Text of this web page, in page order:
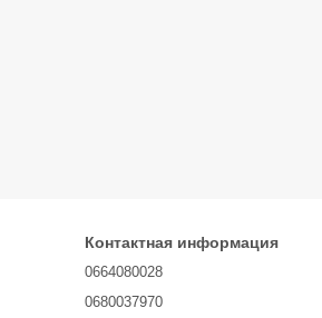
Контактная информация
0664080028
0680037970